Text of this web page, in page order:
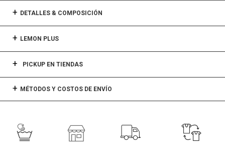
DETALLES & COMPOSICIÓN
LEMON PLUS
PICKUP EN TIENDAS
MÉTODOS Y COSTOS DE ENVÍO